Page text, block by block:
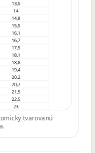
tvarovanú